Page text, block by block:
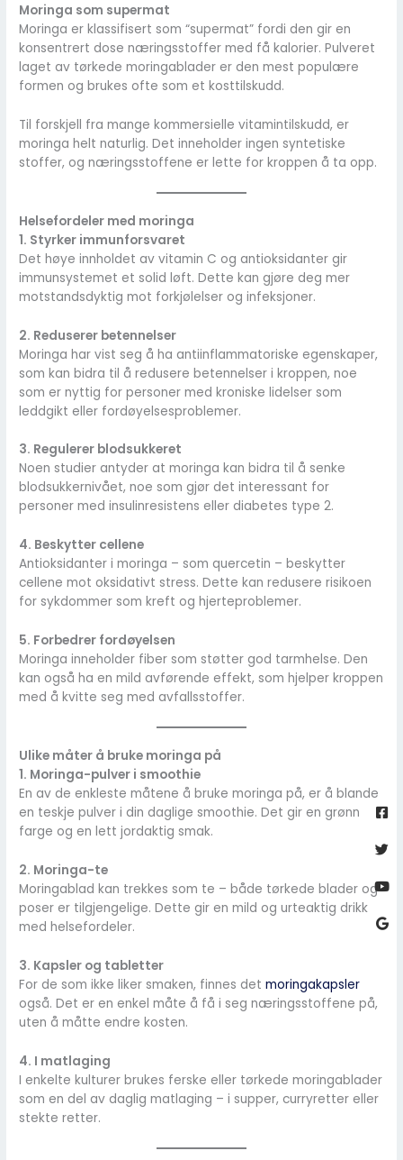
Moringa som supermat
Moringa er klassifisert som “supermat” fordi den gir en
konsentrert dose næringsstoffer med få kalorier. Pulveret
laget av tørkede moringablader er den mest populære
formen og brukes ofte som et kosttilskudd.
Til forskjell fra mange kommersielle vitamintilskudd, er
moringa helt naturlig. Det inneholder ingen syntetiske
stoffer, og næringsstoffene er lette for kroppen å ta opp.
Helsefordeler med moringa
1. Styrker immunforsvaret
Det høye innholdet av vitamin C og antioksidanter gir
immunsystemet et solid løft. Dette kan gjøre deg mer
motstandsdyktig mot forkjølelser og infeksjoner.
2. Reduserer betennelser
Moringa har vist seg å ha antiinflammatoriske egenskaper,
som kan bidra til å redusere betennelser i kroppen, noe
som er nyttig for personer med kroniske lidelser som
leddgikt eller fordøyelsesproblemer.
3. Regulerer blodsukkeret
Noen studier antyder at moringa kan bidra til å senke
blodsukkernivået, noe som gjør det interessant for
personer med insulinresistens eller diabetes type 2.
4. Beskytter cellene
Antioksidanter i moringa – som quercetin – beskytter
cellene mot oksidativt stress. Dette kan redusere risikoen
for sykdommer som kreft og hjerteproblemer.
5. Forbedrer fordøyelsen
Moringa inneholder fiber som støtter god tarmhelse. Den
kan også ha en mild avførende effekt, som hjelper kroppen
med å kvitte seg med avfallsstoffer.
Ulike måter å bruke moringa på
1. Moringa-pulver i smoothie
En av de enkleste måtene å bruke moringa på, er å blande
en teskje pulver i din daglige smoothie. Det gir en grønn
farge og en lett jordaktig smak.
2. Moringa-te
Moringablad kan trekkes som te – både tørkede blader og
poser er tilgjengelige. Dette gir en mild og urteaktig drikk
med helsefordeler.
3. Kapsler og tabletter
For de som ikke liker smaken, finnes detmoringakapsler
også. Det er en enkel måte å få i seg næringsstoffene på,
uten å måtte endre kosten.
4. I matlaging
I enkelte kulturer brukes ferske eller tørkede moringablader
som en del av daglig matlaging – i supper, curryretter eller
stekte retter.